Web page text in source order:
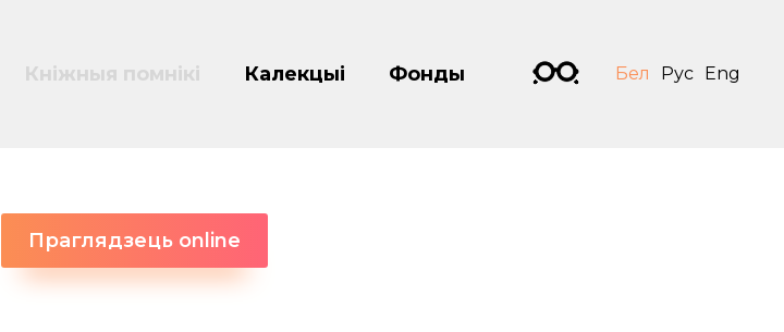
Кніжныя помнікі Калекцыі Фонды Бел Рус Eng
Праглядзець online